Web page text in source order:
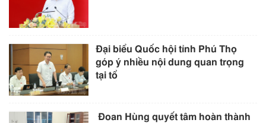
Đại biểu Quốc hội tỉnh Phú Thọ
góp ý nhiều nội dung quan trọng
tại tổ
Đoan Hùng quyết tâm hoàn thành